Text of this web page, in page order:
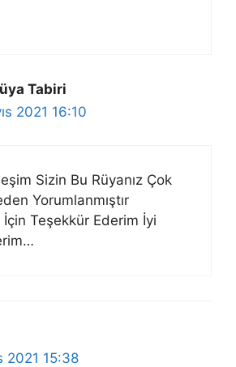
Tabiri
2021 16:10
Sizin Bu Rüyanız Çok
Yorumlanmıştır
İçin Teşekkür Ederim İyi
2021 15:38